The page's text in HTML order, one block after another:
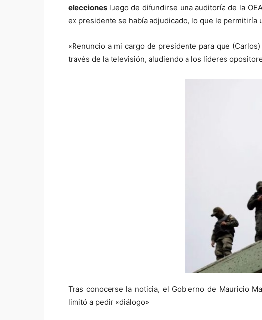
elecciones luego de difundirse una auditoría de la
ex presidente se había adjudicado, lo que le permitiría
«Renuncio a mi cargo de presidente para que
través de la televisión, aludiendo a los líderes
Tras conocerse la noticia, el Gobierno de Mauricio
limitó a pedir «diálogo».